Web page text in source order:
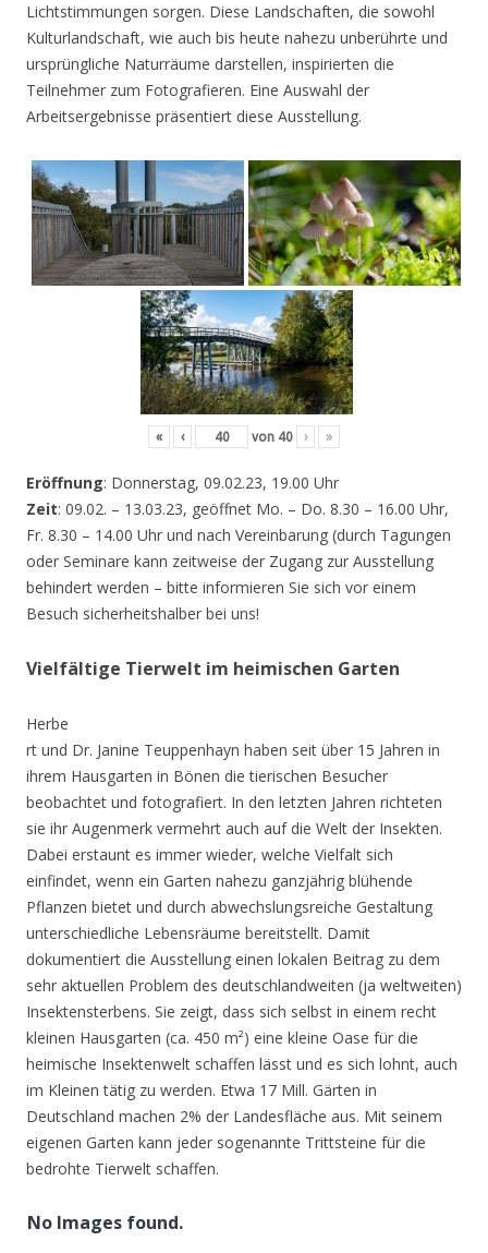
Lichtstimmungen sorgen. Diese Landschaften, die sowohl
Kulturlandschaft, wie auch bis heute nahezu unberührte und
ursprüngliche Naturräume darstellen, inspirierten die
Teilnehmer zum Fotografieren. Eine Auswahl der
Arbeitsergebnisse präsentiert diese Ausstellung.
« ‹ von 40 › »
Eröffnung: Donnerstag, 09.02.23, 19.00 Uhr
Zeit: 09.02. – 13.03.23, geöffnet Mo. – Do. 8.30 – 16.00 Uhr,
Fr. 8.30 – 14.00 Uhr und nach Vereinbarung (durch Tagungen
oder Seminare kann zeitweise der Zugang zur Ausstellung
behindert werden – bitte informieren Sie sich vor einem
Besuch sicherheitshalber bei uns!
Vielfältige Tierwelt im heimischen Garten
Herbe
rt und Dr. Janine Teuppenhayn haben seit über 15 Jahren in
ihrem Hausgarten in Bönen die tierischen Besucher
beobachtet und fotografiert. In den letzten Jahren richteten
sie ihr Augenmerk vermehrt auch auf die Welt der Insekten.
Dabei erstaunt es immer wieder, welche Vielfalt sich
einfindet, wenn ein Garten nahezu ganzjährig blühende
Pflanzen bietet und durch abwechslungsreiche Gestaltung
unterschiedliche Lebensräume bereitstellt. Damit
dokumentiert die Ausstellung einen lokalen Beitrag zu dem
sehr aktuellen Problem des deutschlandweiten (ja weltweiten)
Insektensterbens. Sie zeigt, dass sich selbst in einem recht
kleinen Hausgarten (ca. 450 m²) eine kleine Oase für die
heimische Insektenwelt schaffen lässt und es sich lohnt, auch
im Kleinen tätig zu werden. Etwa 17 Mill. Gärten in
Deutschland machen 2% der Landesfläche aus. Mit seinem
eigenen Garten kann jeder sogenannte Trittsteine für die
bedrohte Tierwelt schaffen.
No Images found.